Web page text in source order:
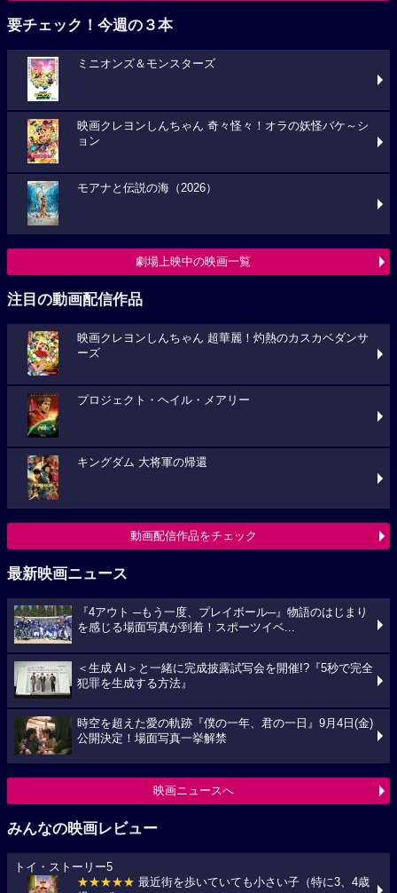
要チェック！今週の３本
ミニオンズ＆モンスターズ
映画クレヨンしんちゃん 奇々怪々！オラの妖怪バケ～シ
ョン
モアナと伝説の海（2026）
劇場上映中の映画一覧
注目の動画配信作品
映画クレヨンしんちゃん 超華麗！灼熱のカスカベダンサ
ーズ
プロジェクト・ヘイル・メアリー
キングダム 大将軍の帰還
動画配信作品をチェック
最新映画ニュース
『4アウト ─もう一度、プレイボール─』物語のはじまり
を感じる場面写真が到着！スポーツイベ...
＜生成 AI＞と一緒に完成披露試写会を開催!?『5秒で完全
犯罪を生成する方法』
時空を超えた愛の軌跡『僕の一年、君の一日』9月4日(金)
公開決定！場面写真一挙解禁
映画ニュースへ
みんなの映画レビュー
トイ・ストーリー5
★★★★★ 最近街を歩いていても小さい子（特に3、4歳